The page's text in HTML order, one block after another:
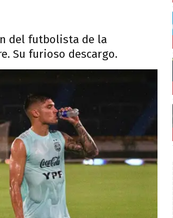
del futbolista de la
Su furioso descargo.